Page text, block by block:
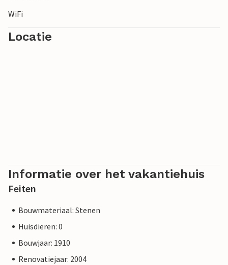
WiFi
Locatie
Informatie over het vakantiehuis
Feiten
Bouwmateriaal: Stenen
Huisdieren: 0
Bouwjaar: 1910
Renovatiejaar: 2004